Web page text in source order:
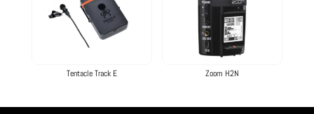
Tentacle Track E Zoom H2N